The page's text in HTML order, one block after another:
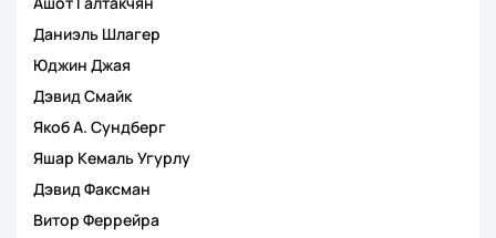
Даниэль Шлагер
Юджин Джая
Дэвид Смайк
Якоб А. Сундберг
Яшар Кемаль Угурлу
Дэвид Факсман
Витор Феррейра